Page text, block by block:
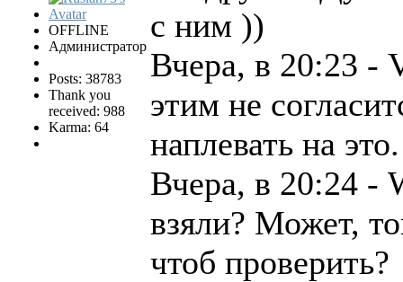
OFFLINE
Администратор
Posts: 38783
Thank you
received: 988
Karma: 64
с ним ))
Вчера, в 20:23 -
этим не
наплевать на это.
Вчера, в 20:24 -
взяли? Может,
чтоб проверить?